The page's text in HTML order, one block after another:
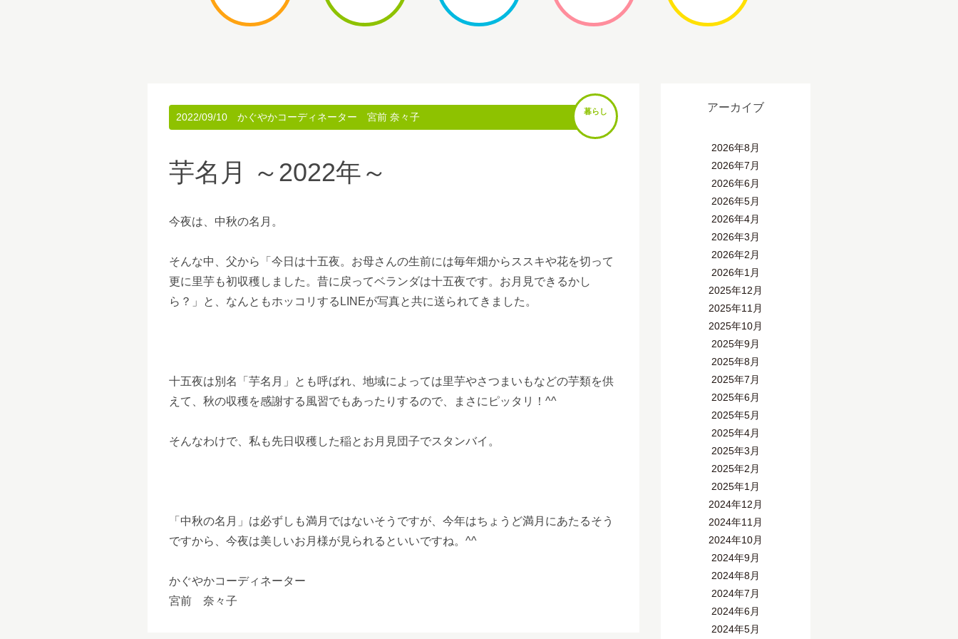
2022/09/10 かぐやかコーディネーター 宮前 奈々子 暮らし
芋名月 ～2022年～
今夜は、中秋の名月。
そんな中、父から「今日は十五夜。お母さんの生前には毎年畑からススキや花を切って
更に里芋も初収穫しました。昔に戻ってベランダは十五夜です。お月見できるかし
ら？」と、なんともホッコリするLINEが写真と共に送られてきました。
十五夜は別名「芋名月」とも呼ばれ、地域によっては里芋やさつまいもなどの芋類を供
えて、秋の収穫を感謝する風習でもあったりするので、まさにピッタリ！^^
そんなわけで、私も先日収穫した稲とお月見団子でスタンバイ。
「中秋の名月」は必ずしも満月ではないそうですが、今年はちょうど満月にあたるそう
ですから、今夜は美しいお月様が見られるといいですね。^^
かぐやかコーディネーター
宮前 奈々子
アーカイブ
2026年8月
2026年7月
2026年6月
2026年5月
2026年4月
2026年3月
2026年2月
2026年1月
2025年12月
2025年11月
2025年10月
2025年9月
2025年8月
2025年7月
2025年6月
2025年5月
2025年4月
2025年3月
2025年2月
2025年1月
2024年12月
2024年11月
2024年10月
2024年9月
2024年8月
2024年7月
2024年6月
2024年5月